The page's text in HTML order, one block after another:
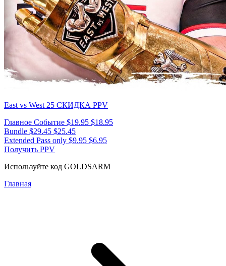
East vs West 25 СКИДКА PPV
Главное Событие $19.95 $18.95
Bundle $29.45 $25.45
Extended Pass only $9.95 $6.95
Получить PPV
Используйте код GOLDSARM
Главная